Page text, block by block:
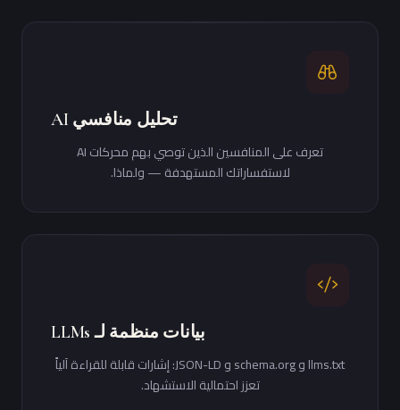
تحليل منافسي AI
تعرف على المنافسين الذين توصي بهم محركات AI
لاستفساراتك المستهدفة — ولماذا.
بيانات منظمة لـ LLMs
llms.txt و schema.org و JSON-LD: إشارات قابلة للقراءة آلياً
تعزز احتمالية الاستشهاد.